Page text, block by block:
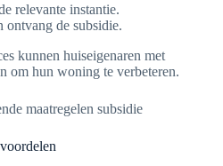
relevante instantie.
ontvang de subsidie.
kunnen huiseigenaren met
om hun woning te verbeteren.